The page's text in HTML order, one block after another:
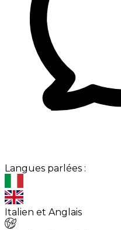
Langues parlées :
Italien et Anglais